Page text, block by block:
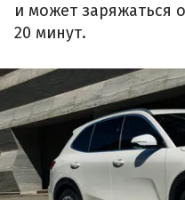
и может заряжаться
20 минут.